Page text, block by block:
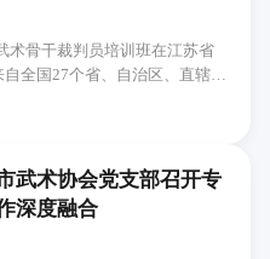
术骨干裁判员培训班在江苏省
全国27个省、自治区、直辖市
术协会党支部召开专
深度融合